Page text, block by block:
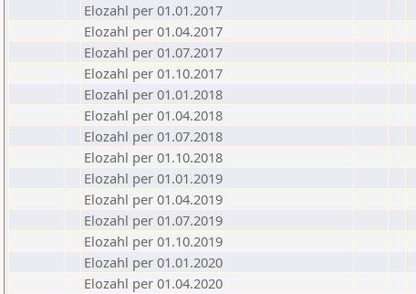
Elozahl per 01.01.2017
Elozahl per 01.04.2017
Elozahl per 01.07.2017
Elozahl per 01.10.2017
Elozahl per 01.01.2018
Elozahl per 01.04.2018
Elozahl per 01.07.2018
Elozahl per 01.10.2018
Elozahl per 01.01.2019
Elozahl per 01.04.2019
Elozahl per 01.07.2019
Elozahl per 01.10.2019
Elozahl per 01.01.2020
Elozahl per 01.04.2020